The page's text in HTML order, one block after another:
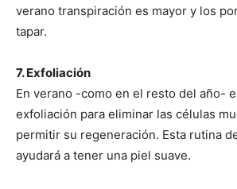
verano transpiración es mayor y los
tapar.
7. Exfoliación
En verano -como en el resto del año-
exfoliación para eliminar las células
permitir su regeneración. Esta rutina
ayudará a tener una piel suave.